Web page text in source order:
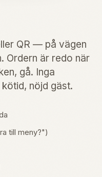
QR — på vägen
Ordern är redo när
gå. Inga
nöjd gäst.
till meny?")